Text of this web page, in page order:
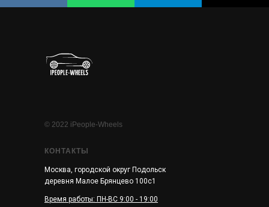
КОНТАКТЫ
Москва, городской округ Подольск
деревня Малое Брянцево 100с1
© 2022 iPeople-Wheels
Время работы: ПН-ВС 9:00 - 19:00